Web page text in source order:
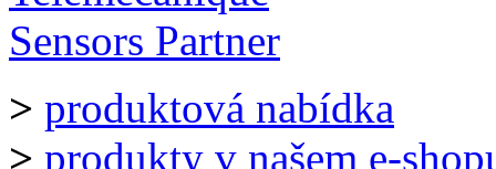
> produktová nabídka
> produkty v našem e-